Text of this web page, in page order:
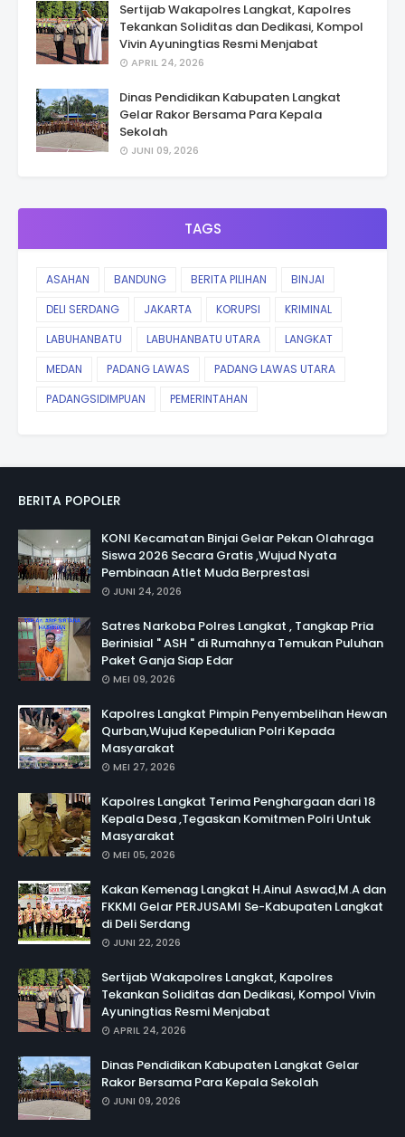
Sertijab Wakapolres Langkat, Kapolres
Tekankan Soliditas dan Dedikasi, Kompol
Vivin Ayuningtias Resmi Menjabat
APRIL 24, 2026
Dinas Pendidikan Kabupaten Langkat
Gelar Rakor Bersama Para Kepala
Sekolah
JUNI 09, 2026
TAGS
ASAHAN BANDUNG BERITA PILIHAN
BINJAI
DELI SERDANG
JAKARTA KORUPSI
KRIMINAL
LABUHANBATU
LABUHANBATU UTARA
LANGKAT
MEDAN
PADANG LAWAS
PADANG LAWAS UTARA
PADANGSIDIMPUAN
PEMERINTAHAN
BERITA POPOLER
KONI Kecamatan Binjai Gelar Pekan Olahraga
Siswa 2026 Secara Gratis ,Wujud Nyata
Pembinaan Atlet Muda Berprestasi
JUNI 24, 2026
Satres Narkoba Polres Langkat , Tangkap Pria
Berinisial " ASH " di Rumahnya Temukan Puluhan
Paket Ganja Siap Edar
MEI 09, 2026
Kapolres Langkat Pimpin Penyembelihan Hewan
Qurban,Wujud Kepedulian Polri Kepada
Masyarakat
MEI 27, 2026
Kapolres Langkat Terima Penghargaan dari 18
Kepala Desa ,Tegaskan Komitmen Polri Untuk
Masyarakat
MEI 05, 2026
Kakan Kemenag Langkat H.Ainul Aswad,M.A dan
FKKMI Gelar PERJUSAMI Se-Kabupaten Langkat
di Deli Serdang
JUNI 22, 2026
Sertijab Wakapolres Langkat, Kapolres
Tekankan Soliditas dan Dedikasi, Kompol Vivin
Ayuningtias Resmi Menjabat
APRIL 24, 2026
Dinas Pendidikan Kabupaten Langkat Gelar
Rakor Bersama Para Kepala Sekolah
JUNI 09, 2026